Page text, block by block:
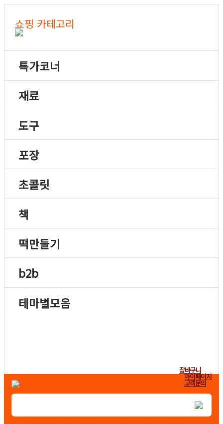
쇼핑 카테고리
특가코너
재료
도구
포장
초콜릿
책
떡만들기
b2b
테마별모음
장바구니
마이페이지
고객문의